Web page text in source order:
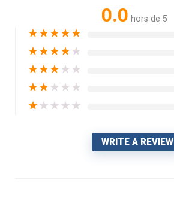
0.0 hors de 5
★★★★★
★★★★★
★★★★★
★★★★★
★★★★★
WRITE A REVIEW